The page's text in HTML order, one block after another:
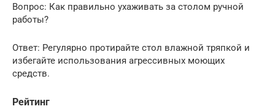
Вопрос: Как правильно ухаживать за столом ручной
работы?
Ответ: Регулярно протирайте стол влажной тряпкой и
избегайте использования агрессивных моющих
средств.
Рейтинг